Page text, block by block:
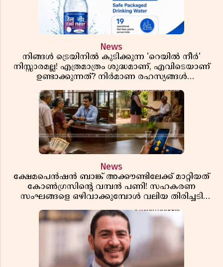
News
നിങ്ങൾ ട്രെയിനിൽ കുടിക്കുന്ന 'റെയിൽ നീർ'
നിസ്സാരമല്ല! എത്രമാത്രം ശുദ്ധമാണ്, എവിടെയാണ്
ഉണ്ടാക്കുന്നത്? നിർമാണ രഹസ്യങ്ങൾ
News
ക്ഷേമപെൻഷൻ ബാങ്ക് അക്കൗണ്ടിലേക്ക് മാറ്റിയത്
കോൺഗ്രസിന്റെ വമ്പൻ പണി! സഹകരണ
സംഘങ്ങളെ ഒഴിവാക്കുമ്പോൾ വലിയ തിരിച്ചടി